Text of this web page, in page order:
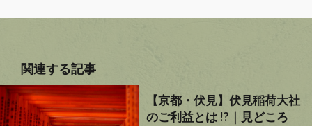
関連する記事
【京都・伏見】伏見稲荷大社
のご利益とは !?｜見どころ